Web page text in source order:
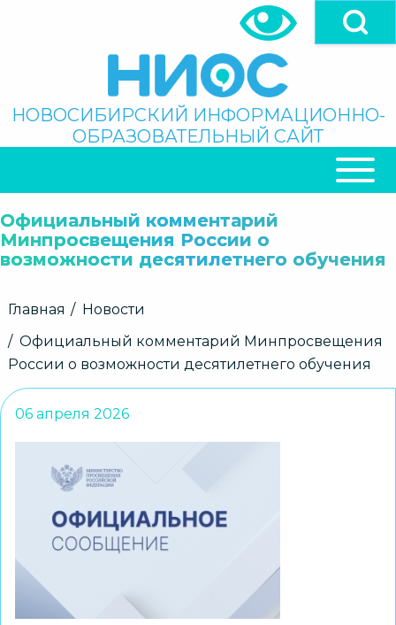
Поиск
НОВОСИБИРСКИЙ ИНФОРМАЦИОННО-
ОБРАЗОВАТЕЛЬНЫЙ САЙТ
НАВИГАЦИЯ
Официальный комментарий
Минпросвещения России о
возможности десятилетнего обучения
Строка
Главная
Новости
Официальный комментарий Минпросвещения
России о возможности десятилетнего обучения
06 апреля 2026